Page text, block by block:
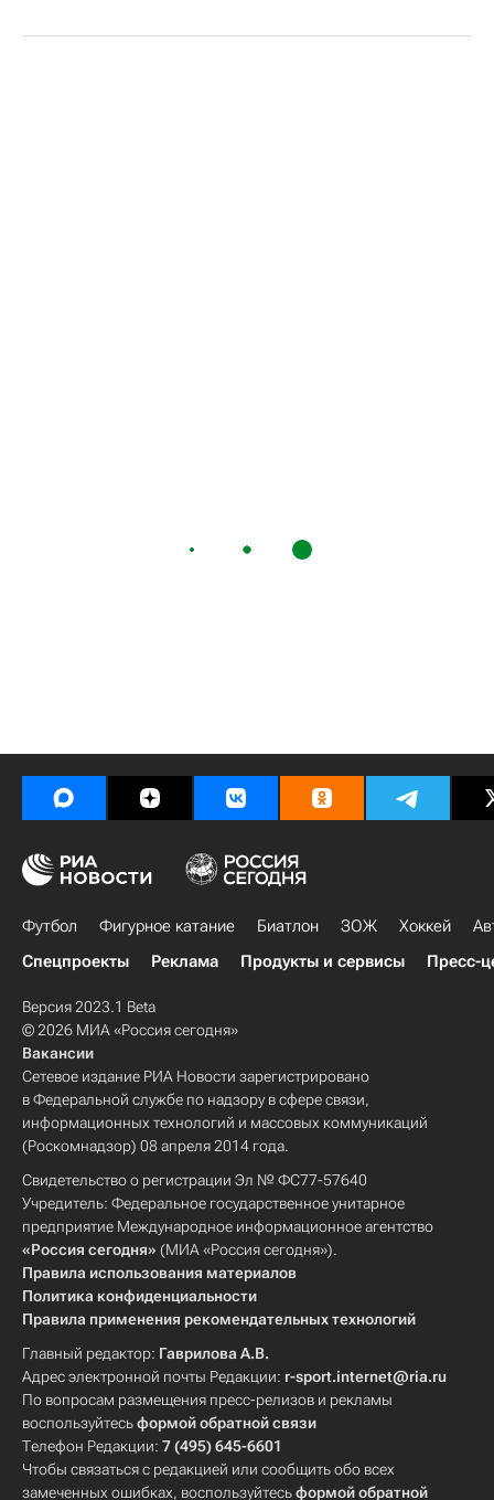
Футбол Фигурное катание Биатлон ЗОЖ Хоккей
Спецпроекты
Реклама Продукты и сервисы Пресс-
Версия 2023.1 Beta
© 2026 МИА «Россия сегодня»
Вакансии
Сетевое издание РИА Новости зарегистрировано
в Федеральной службе по надзору в сфере связи,
информационных технологий и массовых коммуникаций
(Роскомнадзор) 08 апреля 2014 года.
Свидетельство о регистрации Эл № ФС77-57640
Учредитель: Федеральное государственное унитарное
предприятие Международное информационное агентство
«Россия сегодня» (МИА «Россия сегодня»).
Правила использования материалов
Политика конфиденциальности
Правила применения рекомендательных технологий
Главный редактор: Гаврилова А.В.
Адрес электронной почты Редакции: r-sport.internet@ria.ru
По вопросам размещения пресс-релизов и рекламы
воспользуйтесьформой обратной связи
Телефон Редакции: 7 (495) 645-6601
Чтобы связаться с редакцией или сообщить обо всех
замеченных ошибках, воспользуйтесьформой обратной